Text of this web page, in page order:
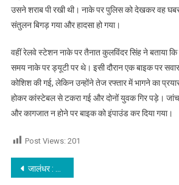
उसने शराब पी रखी थी। नाके पर पुलिस को देखकर वह
संतुलन बिगड़ गया और हादसा हो गया।
वहीं रेलवे स्टेशन नाके पर तैनात कुलविंदर सिंह ने बताया
समय नाके पर ड्यूटी पर थे। इसी दौरान एक बाइक पर
कोशिश की गई, लेकिन उन्होंने तेज रफ्तार में भागने का
होकर कांस्टेबल से टकरा गई और दोनों युवक गिर पड़े। जांच
और कागजात न होने पर बाइक को इंपाउंड कर दिया गया।
Post Views: 201
Post navigation
जालंधर : घर में लगी आग और धुएं में फंसी बुजुर्ग महिला ने छत से लगाई छलांग, अस्पताल में तोड़ा दम,पढ़े